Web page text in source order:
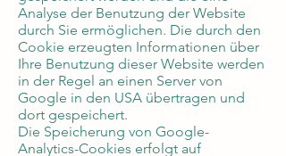
Analyse der Benutzung der Website
durch Sie ermöglichen. Die durch den
Cookie erzeugten Informationen über
Ihre Benutzung dieser Website werden
in der Regel an einen Server von
Google in den USA übertragen und
dort gespeichert.
Die Speicherung von Google-
Analytics-Cookies erfolgt auf